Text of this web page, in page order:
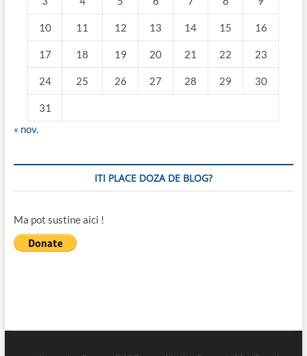
10 11 12 13 14 15 16
17 18 19 20 21 22 23
24 25 26 27 28 29 30
31
« nov.
ITI PLACE DOZA DE BLOG?
Ma pot sustine aici !